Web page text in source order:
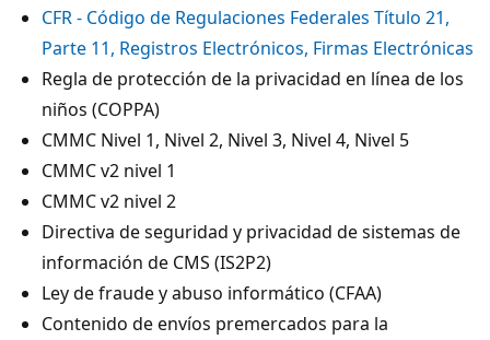
CFR - Código de Regulaciones Federales Título 21,
Parte 11, Registros Electrónicos, Firmas Electrónicas
Regla de protección de la privacidad en línea de los
niños (COPPA)
CMMC Nivel 1, Nivel 2, Nivel 3, Nivel 4, Nivel 5
CMMC v2 nivel 1
CMMC v2 nivel 2
Directiva de seguridad y privacidad de sistemas de
información de CMS (IS2P2)
Ley de fraude y abuso informático (CFAA)
Contenido de envíos premercados para la